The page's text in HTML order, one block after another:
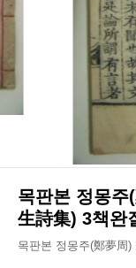
목판본 정몽주
生詩集) 3책완
목판본 정몽주(鄭夢周